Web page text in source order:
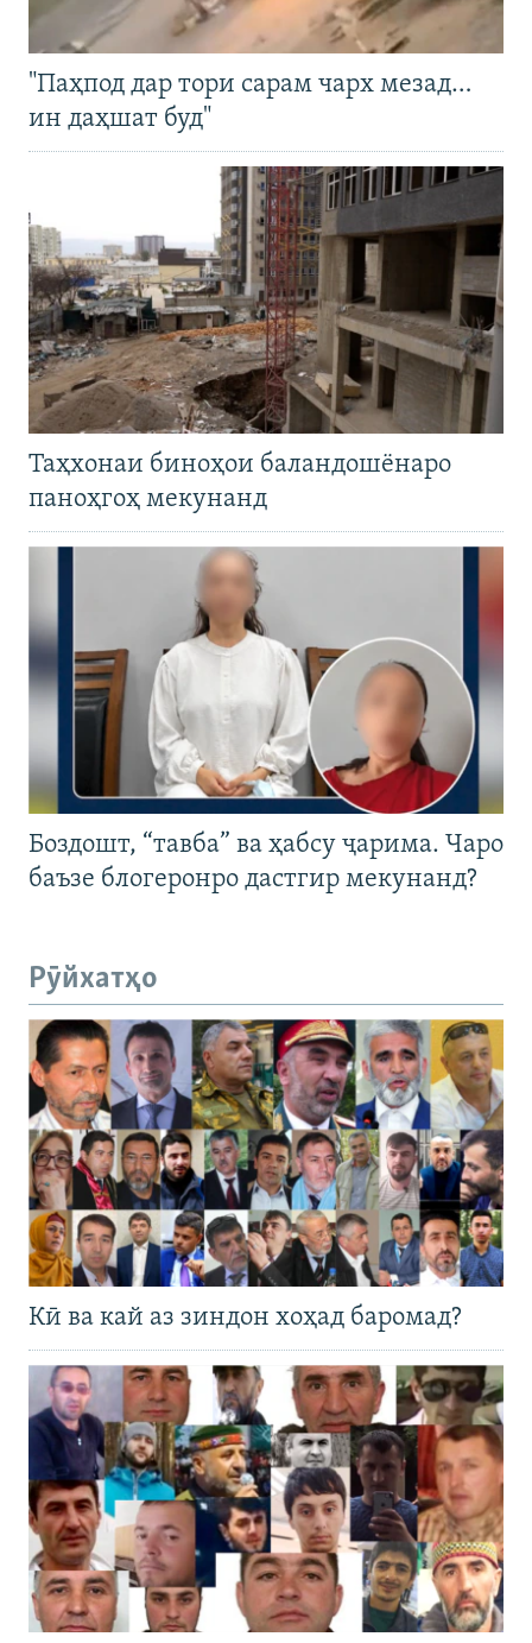
"Паҳпод дар тори сарам чарх мезад…
ин даҳшат буд"
Таҳхонаи биноҳои баландошёнаро
паноҳгоҳ мекунанд
Боздошт, “тавба” ва ҳабсу ҷарима. Чаро
баъзе блогеронро дастгир мекунанд?
Рӯйхатҳо
Кӣ ва кай аз зиндон хоҳад баромад?